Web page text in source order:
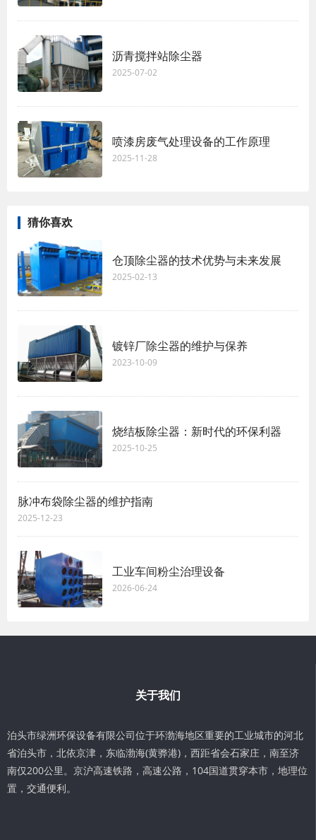
沥青搅拌站除尘器
2025-07-02
喷漆房废气处理设备的工作原理
2025-11-28
猜你喜欢
仓顶除尘器的技术优势与未来发展
2025-02-13
镀锌厂除尘器的维护与保养
2023-10-09
烧结板除尘器：新时代的环保利器
2025-10-25
脉冲布袋除尘器的维护指南
2025-12-23
工业车间粉尘治理设备
2026-06-24
关于我们
泊头市绿洲环保设备有限公司位于环渤海地区重要的工业城市的河北
省泊头市，北依京津，东临渤海(黄骅港)，西距省会石家庄，南至济
南仅200公里。京沪高速铁路，高速公路，104国道贯穿本市，地理位
置，交通便利。